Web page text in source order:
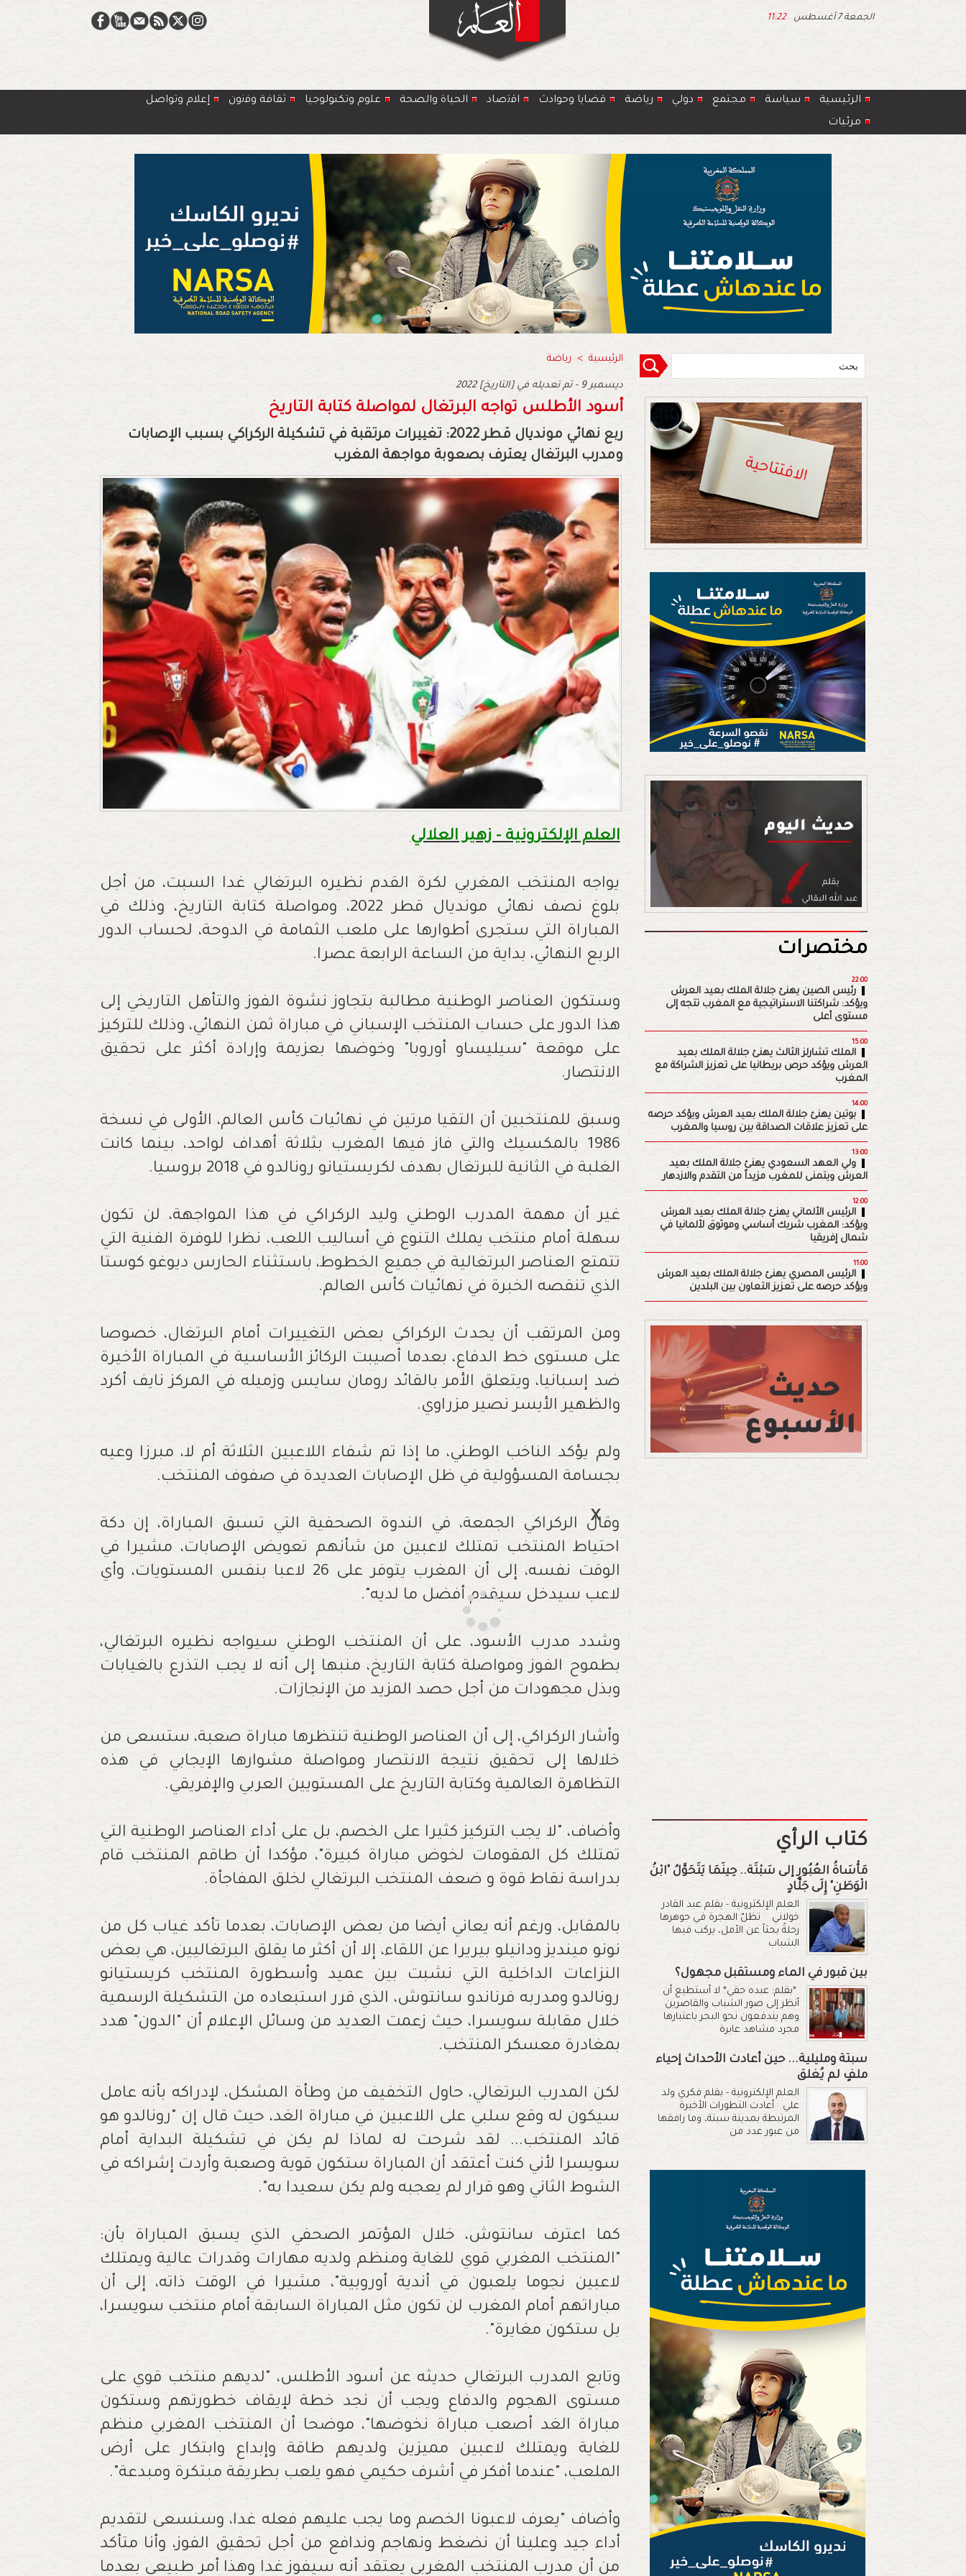
الجمعة 7 أغسطس 11:22
الرئيسية سياسة مجتمع دولي رياضة قضايا وحوادث اﻗﺗﺻﺎد الحياة والصحة ﻋﻠوم وتكنولوجيا ﺛﻘﺎﻓﺔ وﻓﻧون
إعلام وتواصل
مرئيات
الرئيسية > رياضة
2022 ديسمبر 9 - تم تعديله في [التاريخ]
أسود الأطلس تواجه البرتغال لمواصلة كتابة التاريخ
ربع نهائي مونديال قطر 2022: تغييرات مرتقبة في تشكيلة الركراكي بسبب الإصابات
ومدرب البرتغال يعترف بصعوبة مواجهة المغرب
العلم الإلكترونية - زهير العلالي
يواجه المنتخب المغربي لكرة القدم نظيره البرتغالي غدا السبت، من أجل
بلوغ نصف نهائي مونديال قطر 2022، ومواصلة كتابة التاريخ، وذلك في
المباراة التي ستجرى أطوارها على ملعب الثمامة في الدوحة، لحساب الدور
الربع النهائي، بداية من الساعة الرابعة عصرا.
وستكون العناصر الوطنية مطالبة بتجاوز نشوة الفوز والتأهل التاريخي إلى
هذا الدور على حساب المنتخب الإسباني في مباراة ثمن النهائي، وذلك للتركيز
على موقعة "سيليساو أوروبا" وخوضها بعزيمة وإرادة أكثر على تحقيق
الانتصار.
وسبق للمنتخبين أن التقيا مرتين في نهائيات كأس العالم، الأولى في نسخة
1986 بالمكسيك والتي فاز فيها المغرب بثلاثة أهداف لواحد، بينما كانت
الغلبة في الثانية للبرتغال بهدف لكريستيانو رونالدو في 2018 بروسيا.
غير أن مهمة المدرب الوطني وليد الركراكي في هذا المواجهة، لن تكون
سهلة أمام منتخب يملك التنوع في أساليب اللعب، نظرا للوفرة الفنية التي
تتمتع العناصر البرتغالية في جميع الخطوط، باستثناء الحارس ديوغو كوستا
الذي تنقصه الخبرة في نهائيات كأس العالم.
ومن المرتقب أن يحدث الركراكي بعض التغييرات أمام البرتغال، خصوصا
على مستوى خط الدفاع، بعدما أصيبت الركائز الأساسية في المباراة الأخيرة
ضد إسبانيا، ويتعلق الأمر بالقائد رومان سايس وزميله في المركز نايف أكرد
والظهير الأيسر نصير مزراوي.
ولم يؤكد الناخب الوطني، ما إذا تم شفاء اللاعبين الثلاثة أم لا، مبرزا وعيه
بجسامة المسؤولية في ظل الإصابات العديدة في صفوف المنتخب.
وقال الركراكي الجمعة، في الندوة الصحفية التي تسبق المباراة، إن دكة
احتياط المنتخب تمتلك لاعبين من شأنهم تعويض الإصابات، مشيرا في
الوقت نفسه، إلى أن المغرب يتوفر على 26 لاعبا بنفس المستويات، وأي
لاعب سيدخل سيقدم أفضل ما لديه".
وشدد مدرب الأسود، على أن المنتخب الوطني سيواجه نظيره البرتغالي،
بطموح الفوز ومواصلة كتابة التاريخ، منبها إلى أنه لا يجب التذرع بالغيابات
وبذل مجهودات من أجل حصد المزيد من الإنجازات.
وأشار الركراكي، إلى أن العناصر الوطنية تنتظرها مباراة صعبة، ستسعى من
خلالها إلى تحقيق نتيجة الانتصار ومواصلة مشوارها الإيجابي في هذه
التظاهرة العالمية وكتابة التاريخ على المستويين العربي والإفريقي.
وأضاف، "لا يجب التركيز كثيرا على الخصم، بل على أداء العناصر الوطنية التي
تمتلك كل المقومات لخوض مباراة كبيرة"، مؤكدا أن طاقم المنتخب قام
بدراسة نقاط قوة و ضعف المنتخب البرتغالي لخلق المفاجأة.
بالمقابل، ورغم أنه يعاني أيضا من بعض الإصابات، بعدما تأكد غياب كل من
نونو مينديز ودانيلو بيريرا عن اللقاء، إلا أن أكثر ما يقلق البرتغاليين، هي بعض
النزاعات الداخلية التي نشبت بين عميد وأسطورة المنتخب كريستيانو
رونالدو ومدربه فرناندو سانتوش، الذي قرر استبعاده من التشكيلة الرسمية
خلال مقابلة سويسرا، حيث زعمت العديد من وسائل الإعلام أن "الدون" هدد
بمغادرة معسكر المنتخب.
لكن المدرب البرتغالي، حاول التخفيف من وطأة المشكل، لإدراكه بأنه عامل
سيكون له وقع سلبي على اللاعبين في مباراة الغد، حيث قال إن "رونالدو هو
قائد المنتخب... لقد شرحت له لماذا لم يكن في تشكيلة البداية أمام
سويسرا لأني كنت أعتقد أن المباراة ستكون قوية وصعبة وأردت إشراكه في
الشوط الثاني وهو قرار لم يعجبه ولم يكن سعيدا به".
كما اعترف سانتوش، خلال المؤتمر الصحفي الذي يسبق المباراة بأن:
"المنتخب المغربي قوي للغاية ومنظم ولديه مهارات وقدرات عالية ويمتلك
لاعبين نجوما يلعبون في أندية أوروبية"، مشيرا في الوقت ذاته، إلى أن
مباراتهم أمام المغرب لن تكون مثل المباراة السابقة أمام منتخب سويسرا،
بل ستكون مغايرة".
وتابع المدرب البرتغالي حديثه عن أسود الأطلس، "لديهم منتخب قوي على
مستوى الهجوم والدفاع ويجب أن نجد خطة لإيقاف خطورتهم وستكون
مباراة الغد أصعب مباراة نخوضها"، موضحا أن المنتخب المغربي منظم
للغاية ويمتلك لاعبين مميزين ولديهم طاقة وإبداع وابتكار على أرض
الملعب، "عندما أفكر في أشرف حكيمي فهو يلعب بطريقة مبتكرة ومبدعة".
وأضاف "يعرف لاعبونا الخصم وما يجب عليهم فعله غدا، وسنسعى لتقديم
أداء جيد وعلينا أن نضغط ونهاجم وندافع من أجل تحقيق الفوز، وأنا متأكد
من أن مدرب المنتخب المغربي يعتقد أنه سيفوز غدا وهذا أمر طبيعي بعدما
مختصرات
22:00
رئيس الصين يهنئ جلالة الملك بعيد العرش
ويؤكد: شراكتنا الاستراتيجية مع المغرب تتجه إلى
مستوى أعلى
15:00
الملك تشارلز الثالث يهنئ جلالة الملك بعيد
العرش ويؤكد حرص بريطانيا على تعزيز الشراكة مع
المغرب
14:00
بوتين يهنئ جلالة الملك بعيد العرش ويؤكد حرصه
على تعزيز علاقات الصداقة بين روسيا والمغرب
13:00
ولي العهد السعودي يهنئ جلالة الملك بعيد
العرش ويتمنى للمغرب مزيداً من التقدم والازدهار
12:00
الرئيس الألماني يهنئ جلالة الملك بعيد العرش
ويؤكد: المغرب شريك أساسي وموثوق لألمانيا في
شمال إفريقيا
11:00
الرئيس المصري يهنئ جلالة الملك بعيد العرش
ويؤكد حرصه على تعزيز التعاون بين البلدين
كتاب الرأي
مَأْسَاةُ العُبُورِ إلى سَبْتَة.. حِينَمَا يَتَحَوَّلُ "ابْنُ
الْوَطَنِ" إِلَى جَلَّادٍ
العلم الإلكترونية - بقلم عبد القادر
خولاني تظلّ الهجرة في جوهرها
رحلةً بحثاً عن الأمل، يركب فيها
الشباب
بين قبور في الماء ومستقبل مجهول؟
*بقلم: عبده حقي* لا أستطيع أن
أنظر إلى صور الشباب والقاصرين
وهم يندفعون نحو البحر باعتبارها
مجرد مشاهد عابرة
سبتة ومليلية... حين أعادت الأحداث إحياء
ملفٍ لم يُغلق
العلم الإلكترونية - بقلم فكري ولد
علي أعادت التطورات الأخيرة
المرتبطة بمدينة سبتة، وما رافقها
من عبور عدد من